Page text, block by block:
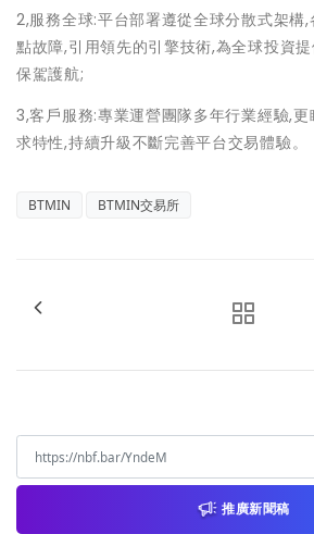
2,服務全球:平台部署遵從全球分散式架構
點故障,引用領先的引擎技術,為全球投資
保駕護航;
3,客戶服務:專業運營團隊多年行業經驗,
求特性,持續升級不斷完善平台交易體驗。
BTMIN BTMIN交易所
推廣新聞稿